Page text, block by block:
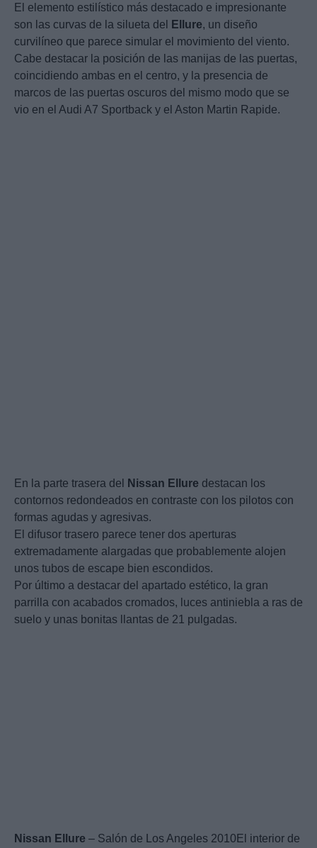
El elemento estilístico más destacado e impresionante
son las curvas de la silueta del
Ellure, un diseño
curvilíneo que parece simular el movimiento del viento.
Cabe destacar la posición de las manijas de las puertas,
coincidiendo ambas en el centro, y la presencia de
marcos de las puertas oscuros del mismo modo que se
vio en el Audi A7 Sportback y el Aston Martin Rapide.
En la parte trasera del Nissan Ellure destacan los
contornos redondeados en contraste con los pilotos con
formas agudas y agresivas.
El difusor trasero parece tener dos aperturas
extremadamente alargadas que probablemente alojen
unos tubos de escape bien escondidos.
Por último a destacar del apartado estético, la gran
parrilla con acabados cromados, luces antiniebla a ras de
suelo y unas bonitas llantas de 21 pulgadas.
Nissan Ellure – Salón de Los Angeles 2010El interior de